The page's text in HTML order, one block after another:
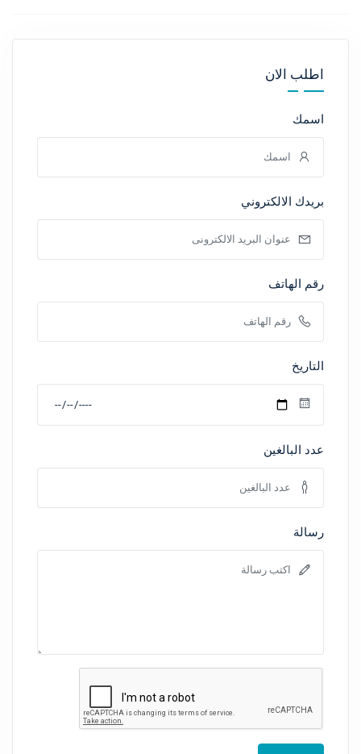
اطلب الان
اسمك
بريدك الالكتروني
رقم الهاتف
التاريخ
عدد البالغين
رسالة